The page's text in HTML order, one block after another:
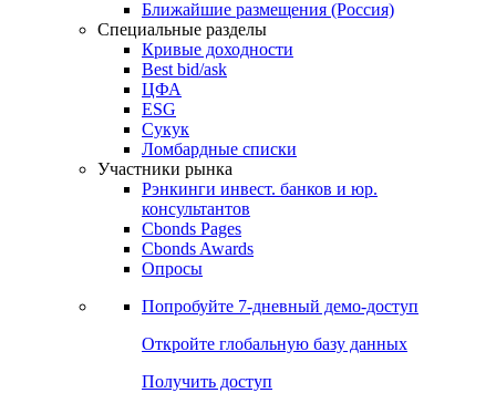
Поиски
Поиск облигаций & Карты рынка
Поиск облигаций (ИИ)
Поиск котировок облигаций
Ближайшие размещения (Россия)
Специальные разделы
Кривые доходности
Best bid/ask
ЦФА
ESG
Сукук
Ломбардные списки
Участники рынка
Рэнкинги инвест. банков и юр.
Cbonds Pages
Опросы
Попробуйте7-дневный